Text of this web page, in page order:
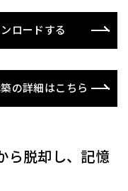
ロードする
の詳細はこちら
ら脱却し、記憶